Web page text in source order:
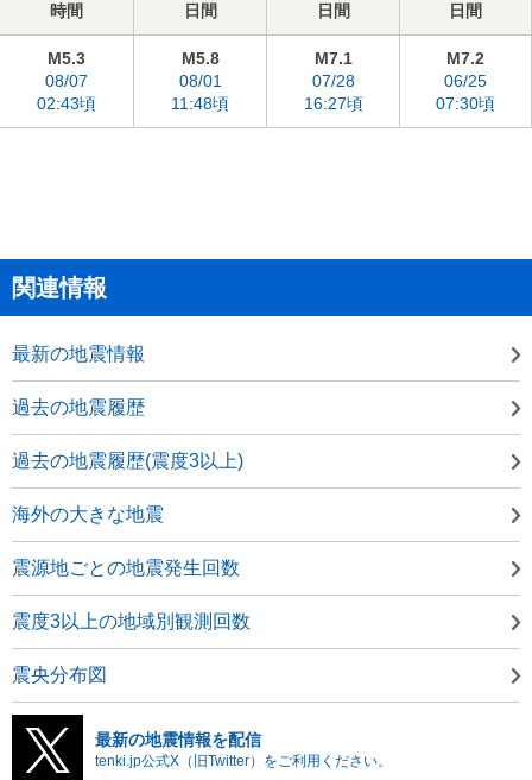
時間
日間
日間
日間
M5.3
08/07
02:43頃
M5.8
08/01
11:48頃
M7.1
07/28
16:27頃
M7.2
06/25
07:30頃
関連情報
最新の地震情報
過去の地震履歴
過去の地震履歴(震度3以上)
海外の大きな地震
震源地ごとの地震発生回数
震度3以上の地域別観測回数
震央分布図
最新の地震情報を配信
tenki.jp公式X（旧Twitter）をご利用ください。